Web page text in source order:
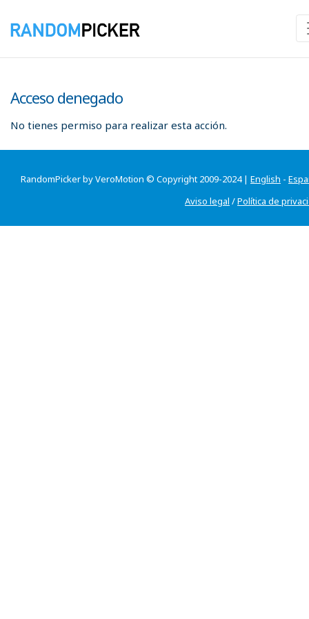
Acceso denegado
No tienes permiso para realizar esta acción.
RandomPicker by VeroMotion © Copyright 2009-2024 | English -
Aviso legal /Política de